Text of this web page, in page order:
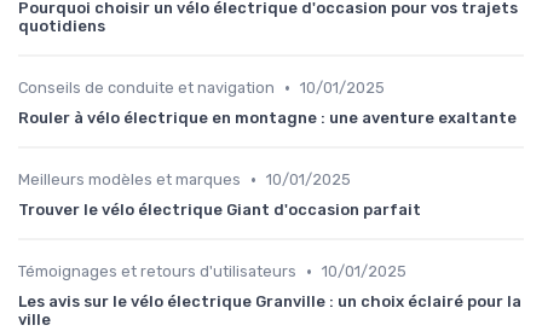
Pourquoi choisir un vélo électrique d'occasion pour vos trajets
quotidiens
Conseils de conduite et navigation • 10/01/2025
Rouler à vélo électrique en montagne : une aventure exaltante
Meilleurs modèles et marques • 10/01/2025
Trouver le vélo électrique Giant d'occasion parfait
Témoignages et retours d'utilisateurs • 10/01/2025
Les avis sur le vélo électrique Granville : un choix éclairé pour la
ville